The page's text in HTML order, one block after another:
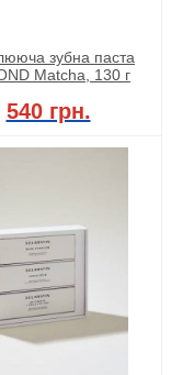
зубна паста
Matcha, 130 г
540 грн.